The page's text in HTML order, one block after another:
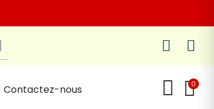
Contactez-nous 0